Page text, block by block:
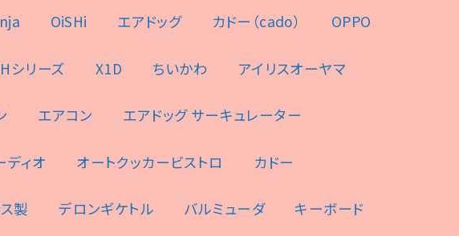
OiSHi エアドッグ カドー（cado） OPPO
シリーズ X1D ちいかわ アイリスオーヤマ
エアコン エアドッグ サーキュレーター
ディオ オートクッカービストロ カドー
製 デロンギケトル バルミューダ キーボード